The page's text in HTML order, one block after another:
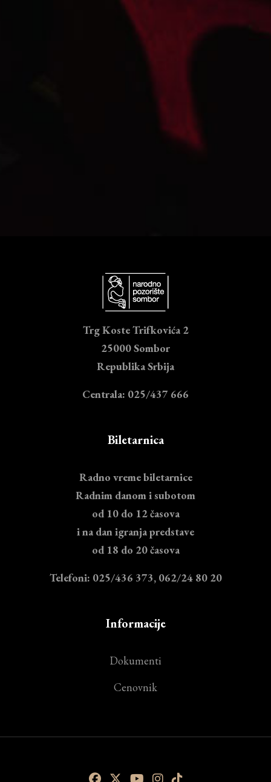
Trg Koste Trifkovića 2
25000 Sombor
Republika Srbija
Centrala: 025/437 666
Biletarnica
Radno vreme biletarnice
Radnim danom i subotom
od 10 do 12 časova
i na dan igranja predstave
od 18 do 20 časova
Telefoni: 025/436 373, 062/24 80 20
Informacije
Dokumenti
Cenovnik